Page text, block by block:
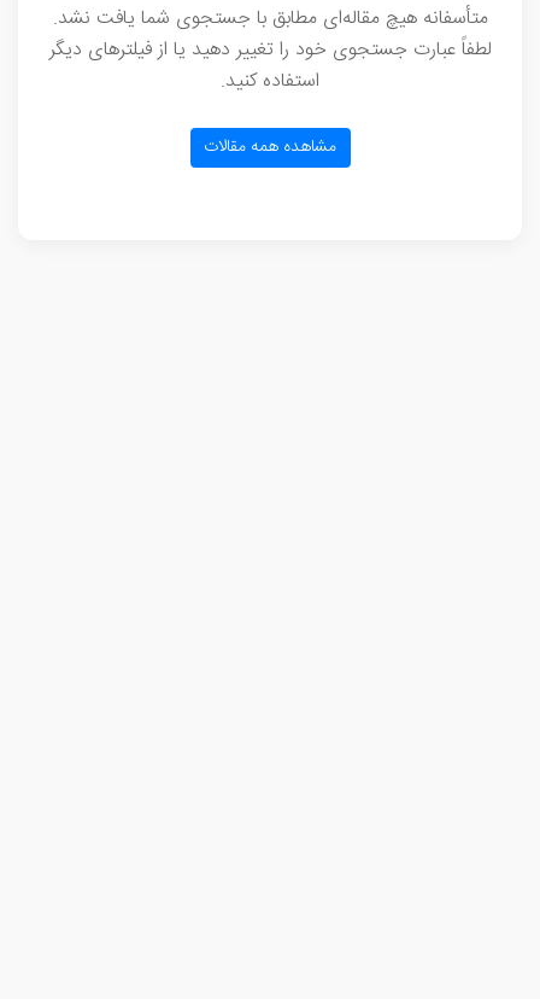
متأسفانه هیچ مقاله‌ای مطابق با جستجوی شما یافت نشد.
لطفاً عبارت جستجوی خود را تغییر دهید یا از فیلترهای دیگر
استفاده کنید.
مشاهده همه مقالات